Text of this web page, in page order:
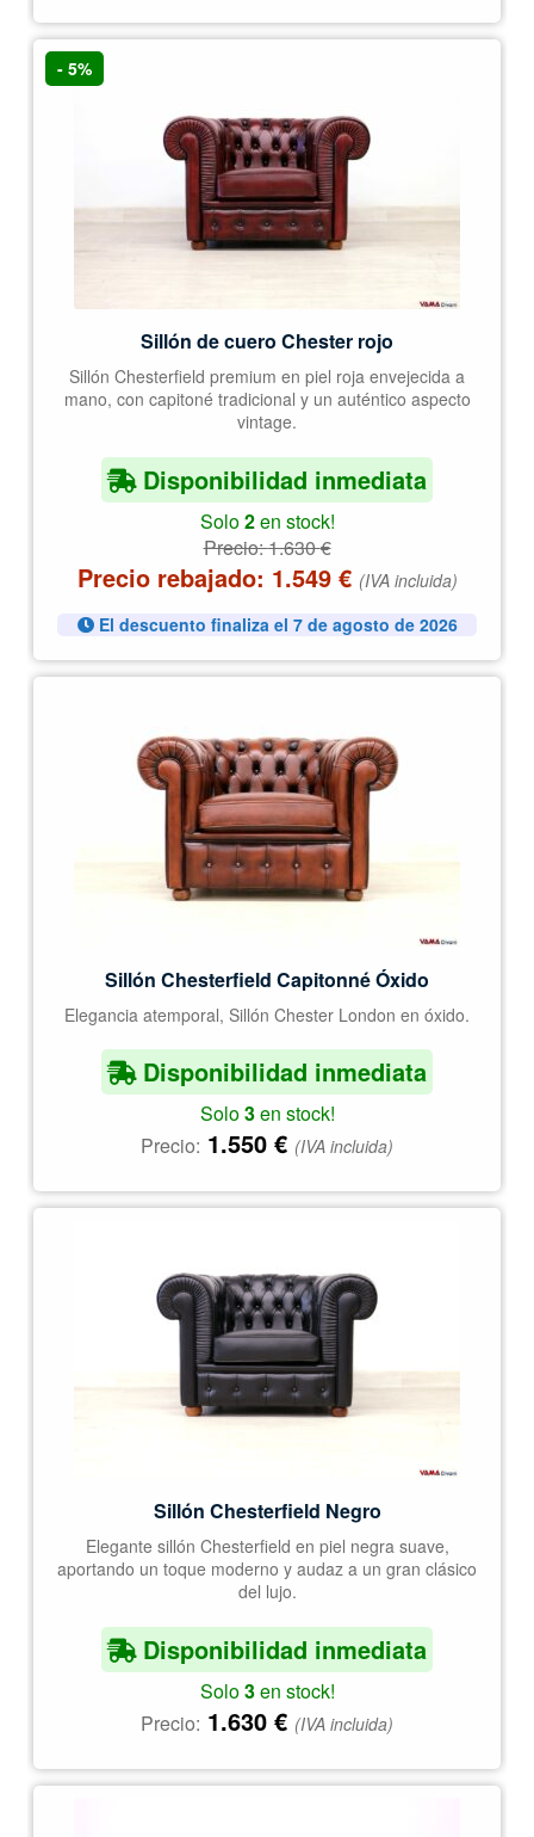
Sillón de cuero Chester rojo
Sillón Chesterfield premium en piel roja envejecida a
mano, con capitoné tradicional y un auténtico aspecto
vintage.
- 5%
Disponibilidad inmediata
Solo2en stock!
Precio:1.630€
Precio rebajado: 1.549 € (IVA incluida)
El descuento finaliza el 7 de agosto de 2026
Sillón Chesterfield Capitonné Óxido
Elegancia atemporal, Sillón Chester London en óxido.
Disponibilidad inmediata
Solo3en stock!
Precio: 1.550 € (IVA incluida)
Sillón Chesterfield Negro
Elegante sillón Chesterfield en piel negra suave,
aportando un toque moderno y audaz a un gran clásico
del lujo.
Disponibilidad inmediata
Solo3en stock!
Precio: 1.630 € (IVA incluida)